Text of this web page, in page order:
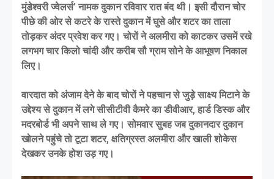
मुंडेश्वरी ज्वेलर्स’ नामक दुकान रविवार रात बंद थी। इसी दौरान चोर
पीछे की ओर से कटरे के रास्ते दुकान में घुसे और शटर का ताला
तोड़कर अंदर प्रवेश कर गए। चोरों ने अलमीरा को काटकर उसमें रखे
लगभग चार किलो चांदी और करीब सौ ग्राम सोने के आभूषण निकाल
लिए।
वारदात को अंजाम देने के बाद चोरों ने पहचान से जुड़े साक्ष्य मिटाने के
उद्देश्य से दुकान में लगे सीसीटीवी कैमरे का डीवीआर, हार्ड डिस्क और
मदरबोर्ड भी अपने साथ ले गए। सोमवार सुबह जब दुकानदार दुकान
खोलने पहुंचे तो टूटा शटर, क्षतिग्रस्त अलमीरा और खाली शोकेस
देखकर उनके होश उड़ गए।